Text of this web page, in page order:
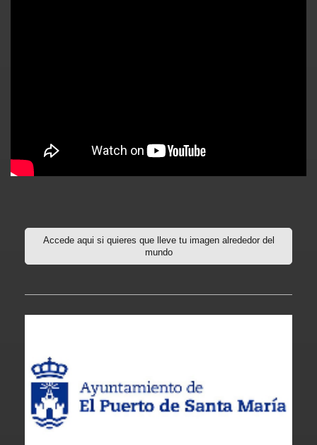
Accede aqui si quieres que lleve tu imagen alrededor del
mundo